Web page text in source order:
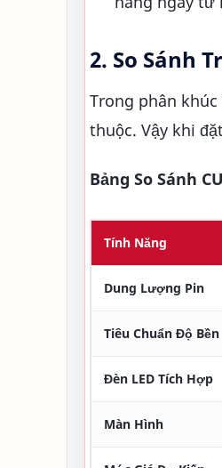
2. So Sánh
Trong phân
thuộc. Vậy khi
Bảng So Sánh
Tính Năng
Dung Lượng Pin
Tiêu Chuẩn Độ Bền
Đèn LED Tích Hợp
Màn Hình